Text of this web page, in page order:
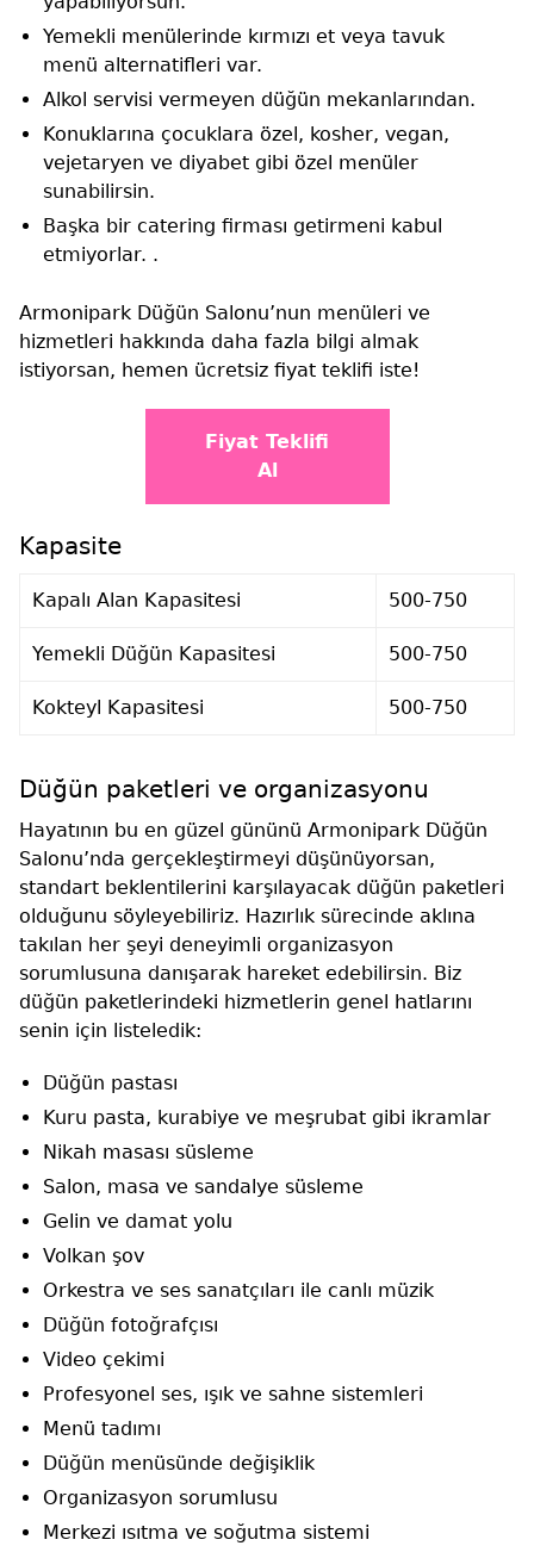
Yemekli menülerinde kırmızı et veya tavuk
menü alternatifleri var.
Alkol servisi vermeyen düğün mekanlarından.
Konuklarına çocuklara özel, kosher, vegan,
vejetaryen ve diyabet gibi özel menüler
sunabilirsin.
Başka bir catering firması getirmeni kabul
etmiyorlar. .
Armonipark Düğün Salonu’nun menüleri ve
hizmetleri hakkında daha fazla bilgi almak
istiyorsan, hemen ücretsiz fiyat teklifi iste!
Fiyat Teklifi
Al
Kapasite
Kapalı Alan Kapasitesi 500-750
Yemekli Düğün Kapasitesi 500-750
Kokteyl Kapasitesi 500-750
Düğün paketleri ve organizasyonu
Hayatının bu en güzel gününü Armonipark Düğün
Salonu’nda gerçekleştirmeyi düşünüyorsan,
standart beklentilerini karşılayacak düğün paketleri
olduğunu söyleyebiliriz. Hazırlık sürecinde aklına
takılan her şeyi deneyimli organizasyon
sorumlusuna danışarak hareket edebilirsin. Biz
düğün paketlerindeki hizmetlerin genel hatlarını
senin için listeledik:
Düğün pastası
Kuru pasta, kurabiye ve meşrubat gibi ikramlar
Nikah masası süsleme
Salon, masa ve sandalye süsleme
Gelin ve damat yolu
Volkan şov
Orkestra ve ses sanatçıları ile canlı müzik
Düğün fotoğrafçısı
Video çekimi
Profesyonel ses, ışık ve sahne sistemleri
Menü tadımı
Düğün menüsünde değişiklik
Organizasyon sorumlusu
Merkezi ısıtma ve soğutma sistemi